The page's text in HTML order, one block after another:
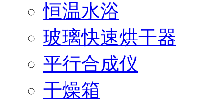
恒温水浴
玻璃快速烘干器
平行合成仪
干燥箱